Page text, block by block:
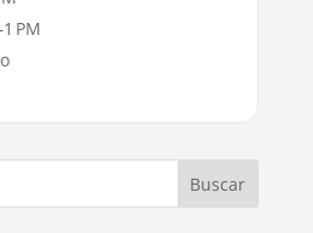
PM
Buscar